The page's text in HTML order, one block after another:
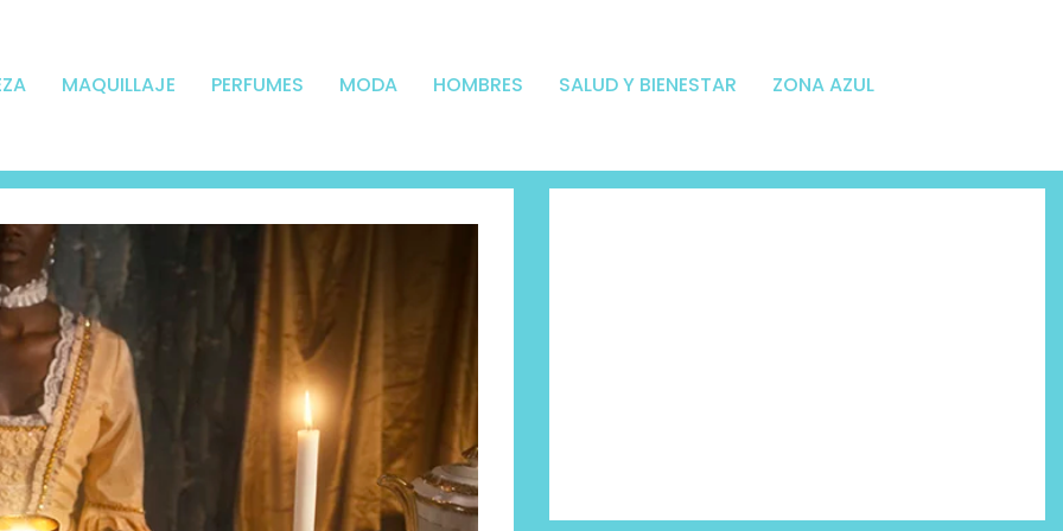
MAQUILLAJE PERFUMES MODA HOMBRES SALUD Y BIENESTAR ZONA AZUL